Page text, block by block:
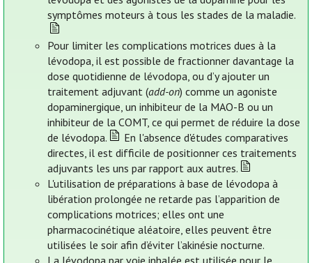
symptômes moteurs à tous les stades de la maladie.
Pour limiter les complications motrices dues à la
lévodopa, il est possible de fractionner davantage la
dose quotidienne de lévodopa, ou d’y ajouter un
traitement adjuvant (add-on) comme un agoniste
dopaminergique, un inhibiteur de la MAO-B ou un
inhibiteur de la COMT, ce qui permet de réduire la dose
de lévodopa.
En l'absence d'études comparatives
directes, il est difficile de positionner ces traitements
adjuvants les uns par rapport aux autres.
L'utilisation de préparations à base de lévodopa à
libération prolongée ne retarde pas l’apparition de
complications motrices; elles ont une
pharmacocinétique aléatoire, elles peuvent être
utilisées le soir afin d’éviter l’akinésie nocturne.